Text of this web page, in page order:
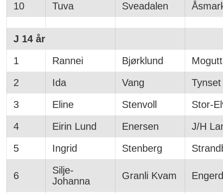
10 Tuva Sveadalen
J 14 år
1
Rannei Bjørklund
2
Ida Vang
3
Eline Stenvoll
Stor-
4
Eirin Lund Enersen
J/H
5
Ingrid Stenberg
6
Silje-
Johanna
Granli Kvam